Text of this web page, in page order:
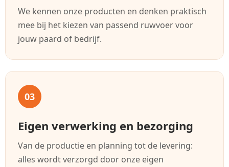
We kennen onze producten en denken praktisch
mee bij het kiezen van passend ruwvoer voor
jouw paard of bedrijf.
03
Eigen verwerking en bezorging
Van de productie en planning tot de levering:
alles wordt verzorgd door onze eigen